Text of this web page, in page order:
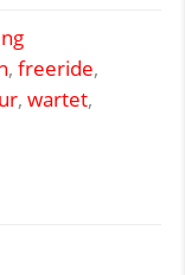
, freeride,
, wartet,